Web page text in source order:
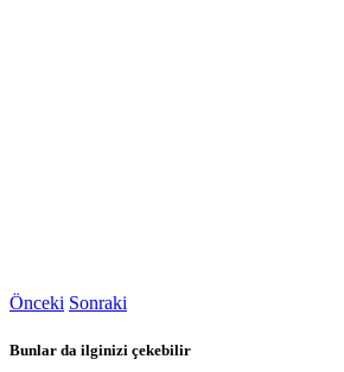
Önceki Sonraki
Bunlar da ilginizi çekebilir